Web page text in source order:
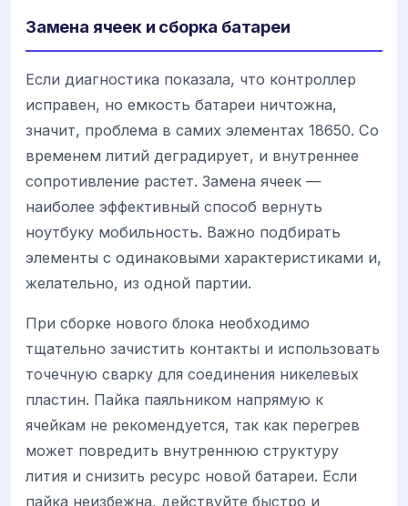
Замена ячеек и сборка батареи
Если диагностика показала, что контроллер
исправен, но емкость батареи ничтожна,
значит, проблема в самих элементах 18650. Со
временем литий деградирует, и внутреннее
сопротивление растет. Замена ячеек —
наиболее эффективный способ вернуть
ноутбуку мобильность. Важно подбирать
элементы с одинаковыми характеристиками и,
желательно, из одной партии.
При сборке нового блока необходимо
тщательно зачистить контакты и использовать
точечную сварку для соединения никелевых
пластин. Пайка паяльником напрямую к
ячейкам не рекомендуется, так как перегрев
может повредить внутреннюю структуру
лития и снизить ресурс новой батареи. Если
пайка неизбежна, действуйте быстро и